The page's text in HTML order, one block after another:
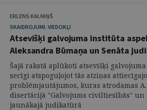
ERLENS KALNIŅŠ
SKAIDROJUMI. VIEDOKĻI
Atsevišķi galvojuma institūta
Aleksandra Būmaņa un Senāta
Šajā rakstā aplūkoti atsevišķi
secīgi atspoguļojot tās atziņas
problēmjautājumos, kuras atrodamas
disertācijā "Galvojums civiltiesībās" un
jaunākajā judikatūrā